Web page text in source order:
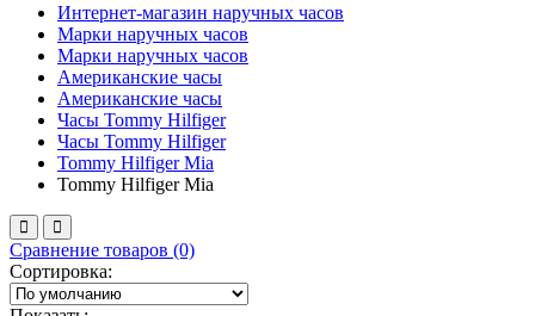
Интернет-магазин наручных часов
Марки наручных часов
Марки наручных часов
Американские часы
Американские часы
Часы Tommy Hilfiger
Часы Tommy Hilfiger
Tommy Hilfiger Mia
Tommy Hilfiger Mia
Сравнение товаров (0)
Сортировка: